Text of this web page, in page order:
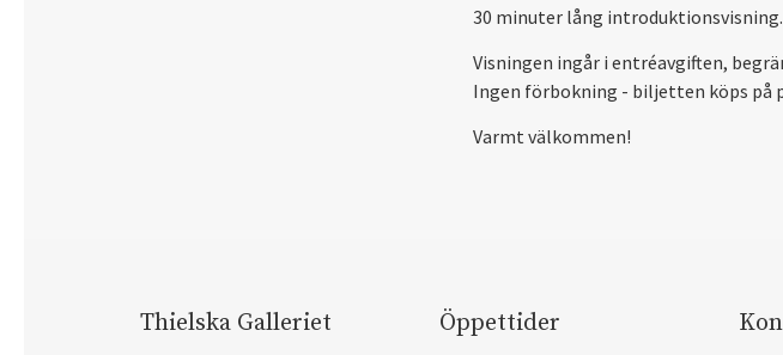
30 minuter lång introduktionsvisning.
Visningen ingår i entréavgiften,
Ingen förbokning - biljetten köps på
Varmt välkommen!
Thielska Galleriet Öppettider